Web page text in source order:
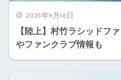
2025年9月16日
【陸上】村竹ラシッドフ
やファンクラブ情報も